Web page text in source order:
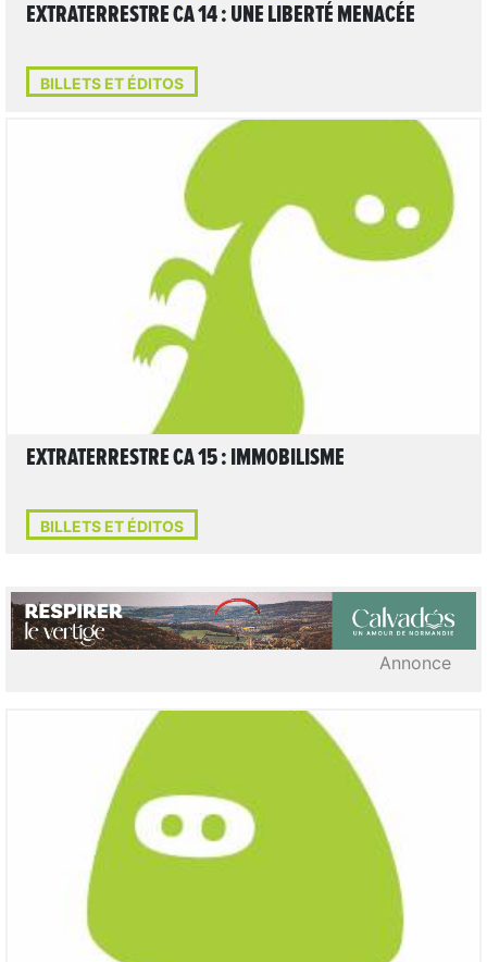
EXTRATERRESTRE CA 14 : UNE LIBERTÉ MENACÉE
BILLETS ET ÉDITOS
LIRE L'ARTICLE
EXTRATERRESTRE CA 15 : IMMOBILISME
BILLETS ET ÉDITOS
Annonce
LIRE L'ARTICLE